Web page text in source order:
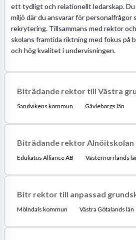
ett tydligt och relationellt ledarskap. Du
miljö där du ansvarar för personalfrågor
rekrytering. Tillsammans med rektor
skolans framtida riktning med fokus på
och hög kvalitet i undervisningen.
Biträdande rektor till Västra
Sandvikens kommun Gävleborgs län
Biträdande rektor Alnöitskolan
Edukatus Alliance AB Västernorrlands
Bitr rektor till anpassad
Mölndals kommun Västra Götalands län